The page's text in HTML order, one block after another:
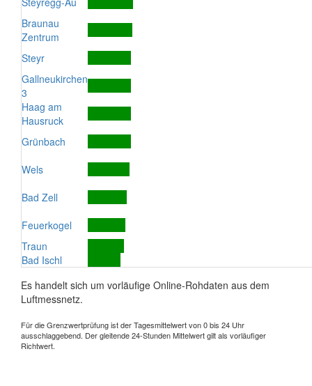
Braunau
Zentrum
Steyr
Gallneukirchen
3
Haag am
Hausruck
Grünbach
Wels
Bad Zell
Feuerkogel
Traun
Bad Ischl
Es handelt sich um vorläufige Online-Rohdaten aus dem
Luftmessnetz.
Für die Grenzwertprüfung ist der Tagesmittelwert von 0 bis 24 Uhr
ausschlaggebend. Der gleitende 24-Stunden Mittelwert gilt als vorläufiger
Richtwert.